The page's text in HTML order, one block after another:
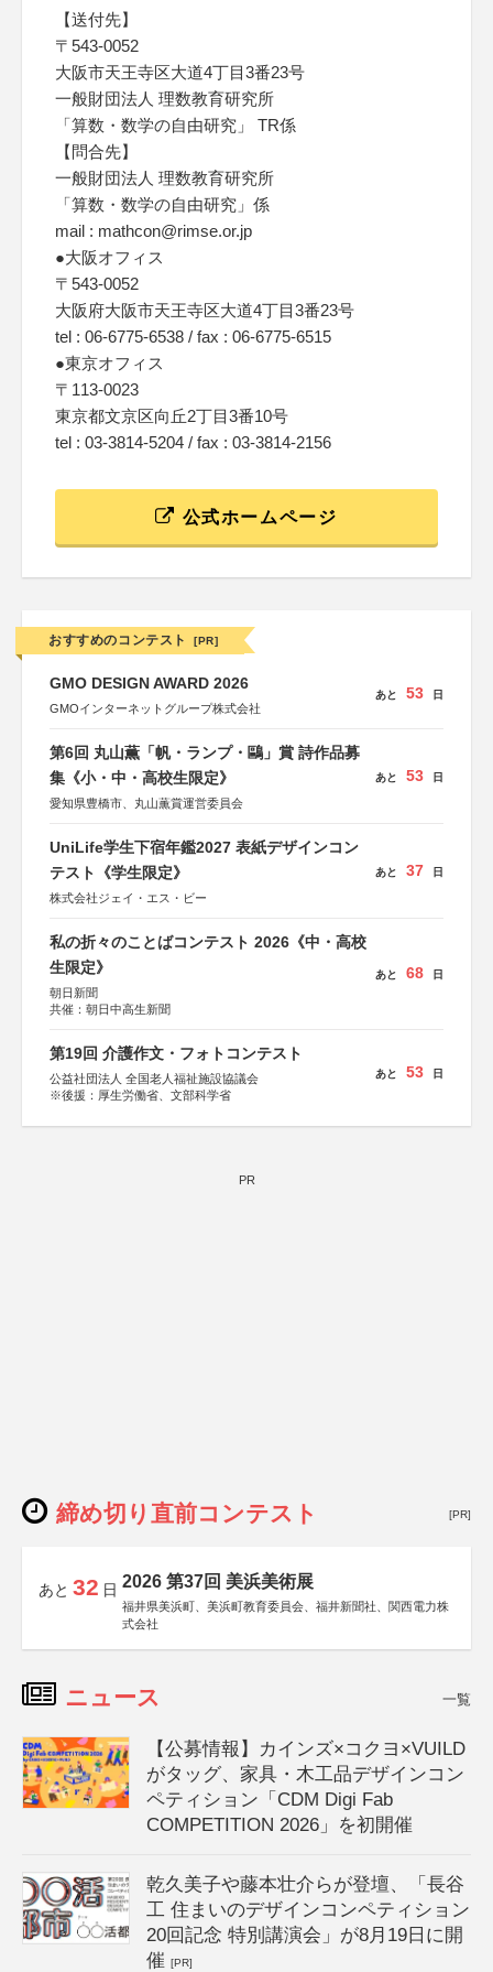
【送付先】
〒543-0052
大阪市天王寺区大道4丁目3番23号
一般財団法人 理数教育研究所
「算数・数学の自由研究」 TR係
【問合先】
一般財団法人 理数教育研究所
「算数・数学の自由研究」係
mail : mathcon@rimse.or.jp
●大阪オフィス
〒543-0052
大阪府大阪市天王寺区大道4丁目3番23号
tel : 06-6775-6538 / fax : 06-6775-6515
●東京オフィス
〒113-0023
東京都文京区向丘2丁目3番10号
tel : 03-3814-5204 / fax : 03-3814-2156
公式ホームページ
おすすめのコンテスト [PR]
GMO DESIGN AWARD 2026
GMOインターネットグループ株式会社
あと 53 日
第6回 丸山薫「帆・ランプ・鷗」賞 詩作品募
集《小・中・高校生限定》
愛知県豊橋市、丸山薫賞運営委員会
あと 53 日
UniLife学生下宿年鑑2027 表紙デザインコン
テスト《学生限定》
株式会社ジェイ・エス・ビー
あと 37 日
私の折々のことばコンテスト 2026《中・高校
生限定》
朝日新聞
共催：朝日中高生新聞
あと 68 日
第19回 介護作文・フォトコンテスト
公益社団法人 全国老人福祉施設協議会
※後援：厚生労働省、文部科学省
あと 53 日
PR
締め切り直前コンテスト [PR]
あと 32 日 2026 第37回 美浜美術展
福井県美浜町、美浜町教育委員会、福井新聞社、関西電力株
式会社
ニュース 一覧
【公募情報】カインズ×コクヨ×VUILD
がタッグ、家具・木工品デザインコン
ペティション「CDM Digi Fab
COMPETITION 2026」を初開催
乾久美子や藤本壮介らが登壇、「長谷
工 住まいのデザインコンペティション
20回記念 特別講演会」が8月19日に開
催[PR]